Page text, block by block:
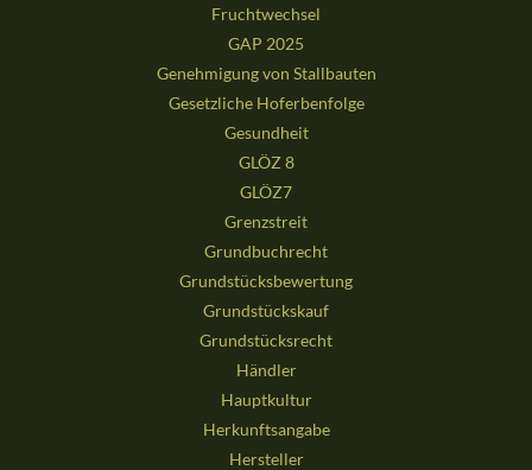
Fruchtwechsel
GAP 2025
Genehmigung von Stallbauten
Gesetzliche Hoferbenfolge
Gesundheit
GLÖZ 8
GLÖZ7
Grenzstreit
Grundbuchrecht
Grundstücksbewertung
Grundstückskauf
Grundstücksrecht
Händler
Hauptkultur
Herkunftsangabe
Hersteller